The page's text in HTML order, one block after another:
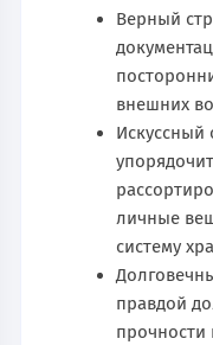
Верный
внешних
Искусcный
личные
систему
правдой
прочности